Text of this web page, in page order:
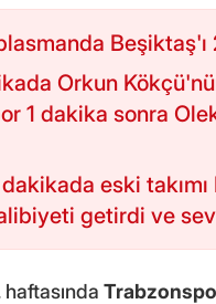
Orkun
1 dakika sonra
eski
getirdi ve